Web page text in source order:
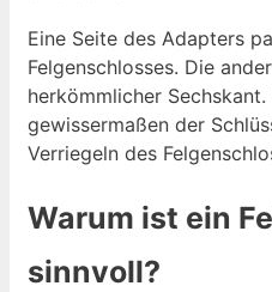
Eine Seite des Adapters
Felgenschlosses. Die
herkömmlicher
gewissermaßen der
Verriegeln des
Warum ist ein
sinnvoll?